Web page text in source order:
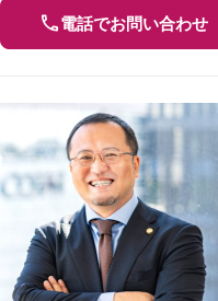
電話でお問い合わせ